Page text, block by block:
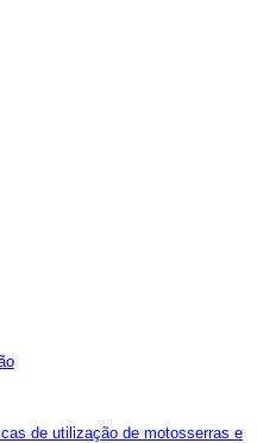
de utilização de motosserras e